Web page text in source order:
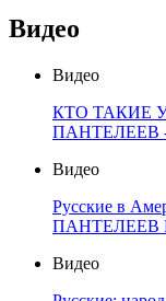
Видео
Видео
КТО ТАКИЕ
ПАНТЕЛЕЕВ -
Видео
Русские в
ПАНТЕЛЕЕВ
Видео